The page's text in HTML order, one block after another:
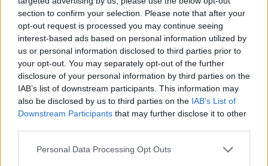
section to confirm your selection. Please note that after your
opt-out request is processed you may continue seeing
interest-based ads based on personal information utilized by
us or personal information disclosed to third parties prior to
your opt-out. You may separately opt-out of the further
disclosure of your personal information by third parties on the
IAB’s list of downstream participants. This information may
also be disclosed by us to third parties on the IAB’s List of
Downstream Participants that may further disclose it to other
Personal Data Processing Opt Outs